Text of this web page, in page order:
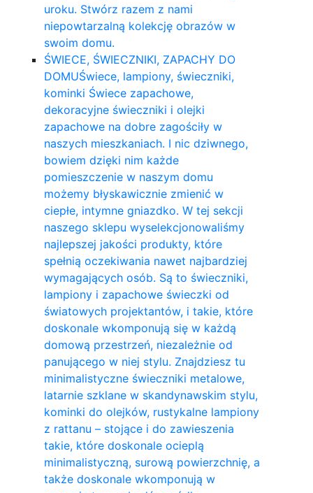
uroku. Stwórz razem z nami
niepowtarzalną kolekcję obrazów w
swoim domu.
ŚWIECE, ŚWIECZNIKI, ZAPACHY DO
DOMUŚwiece, lampiony, świeczniki,
kominki Świece zapachowe,
dekoracyjne świeczniki i olejki
zapachowe na dobre zagościły w
naszych mieszkaniach. I nic dziwnego,
bowiem dzięki nim każde
pomieszczenie w naszym domu
możemy błyskawicznie zmienić w
ciepłe, intymne gniazdko. W tej sekcji
naszego sklepu wyselekcjonowaliśmy
najlepszej jakości produkty, które
spełnią oczekiwania nawet najbardziej
wymagających osób. Są to świeczniki,
lampiony i zapachowe świeczki od
światowych projektantów, i takie, które
doskonale wkomponują się w każdą
domową przestrzeń, niezależnie od
panującego w niej stylu. Znajdziesz tu
minimalistyczne świeczniki metalowe,
latarnie szklane w skandynawskim stylu,
kominki do olejków, rustykalne lampiony
z rattanu – stojące i do zawieszenia
takie, które doskonale ocieplą
minimalistyczną, surową powierzchnię, a
także doskonale wkomponują w